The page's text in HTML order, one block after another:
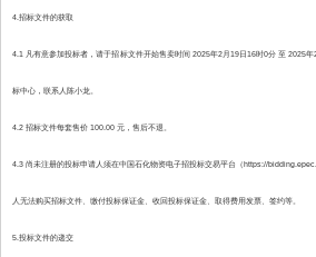
4.招标文件的获取
4.1 凡有意参加投标者，请于招标文件开始售卖时间 2025年2月19日16时0分 至 2025
标中心，联系人陈小龙。
4.2 招标文件每套售价 100.00 元，售后不退。
4.3 尚未注册的投标申请人须在中国石化物资电子招投标交易平台（https://
人无法购买招标文件、缴付投标保证金、收回投标保证金、取得费用发票、签约等。
5.投标文件的递交